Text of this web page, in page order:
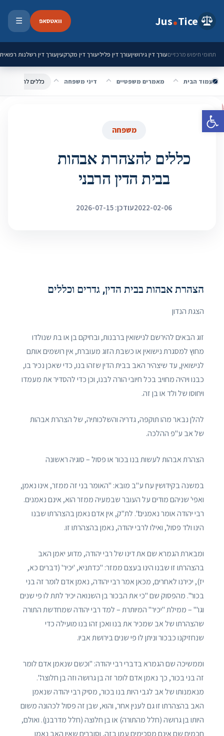
פתח סרגל נגישות
Jus Tice וואטסאפ ☰
תחומי חיפוש מרכזייםעורך דין גירושיןעורך דין פליליעורך דין מקרקעיןעורך דין רשלנות רפואית
עמוד הבית מאמרים משפטיים דיני משפחה כללים להצהרת
משפחה
כללים להצהרת אבהות
בבית הדין הרבני
2022-02-06עודכן: 2026-07-15
הצהרת אבהות בבית הדין, גדרים וכללים
הצגת הנדון
זוג הבאים להירשם לנישואין ברבנות, ובחיקם בן או בת שנולדו
מחוץ למסגרת נישואין או כשבת הזוג מעוברת, אין רושמים אותם
לנישואין, עד שיצהיר האב בבית הדין שזהו בנו, כדי שאכן נכיר בו,
כבנו ויהיה מחויב בכל חיובי הורה לבנו, וכן כדי להסדיר את מעמדו
ויחוסו של ולד או בן זה.
להלן נבאר מהו תוקפה, גדריה והשלכותיה, של הצהרת אבהות
של אב ע"פ ההלכה.
הצהרת אבהות לעשות בנו בכור או פסול – סוגיה ראשונה
במשנה בקידושין עח ע"ב מובא: "האומר בני זה ממזר, אינו נאמן,
ואפי' שניהם מודים על העובר שבמעיה ממזר הוא, אינם נאמנים.
רבי יהודה אומר נאמנים". לת"ק, אין אדם נאמן בהצהרתו שבנו
הינו ולד פסול, ואילו לרבי יהודה, נאמן בהצהרתו זו.
ומבארת הגמרא שם את דינו של רבי יהודה, מדוע יאמן האב
בהצהרתו זו שבנו הינו בעצם ממזר: "כדתניא, 'יכיר' (דברים כא,
יז), יכירנו לאחרים, מכאן אמר רבי יהודה, נאמן אדם לומר זה בני
בכור". מהפסוק שם "כי את הבכור בן השנואה יכיר לתת לו פי שנים
וגו'" – ממילת "יכיר" המיותרת – למד רבי יהודה שמחדשת התורה
שהצהרתו של אב שמכיר את בנו ואכן זהו בנו מועילה כדי
שנחזיקנו כבכור וניתן לו פי שנים בירושת אביו.
וממשיכה שם הגמרא בדברי רבי יהודה: "וכשם שנאמן אדם לומר
זה בני בכור, כך נאמן אדם לומר זה בן גרושה וזה בן חלוצה".
מנאמנותו של אב לגבי היות בנו בכור, מסיק רבי יהודה שנאמן
האב בהצהרתו זו גם לענין אחר, והוא, שבן זה פסול לכהונה משום
היותו בן גרושה (חלל מהתורה) או בן חלוצה (חלל מדרבנן). ואולם,
חכמים שם אינם מסכימים עמו בזה, וסוברים שאין האב נאמן